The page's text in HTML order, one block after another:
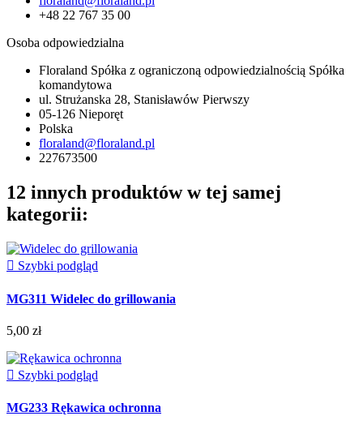
+48 22 767 35 00
Osoba odpowiedzialna
Floraland Spółka z ograniczoną odpowiedzialnością Spółka
komandytowa
ul. Strużanska 28, Stanisławów Pierwszy
05-126 Nieporęt
Polska
floraland@floraland.pl
227673500
12 innych produktów w tej samej
kategorii:
 Szybki podgląd
MG311 Widelec do grillowania
5,00 zł
 Szybki podgląd
MG233 Rękawica ochronna